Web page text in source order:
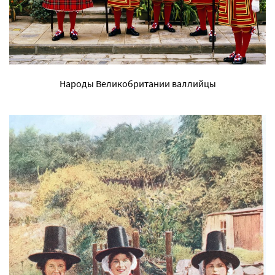
Народы Великобритании валлийцы